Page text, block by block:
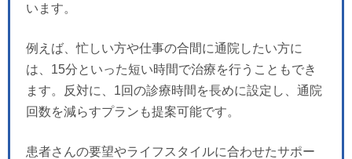
います。
例えば、忙しい方や仕事の合間に通院したい方に
は、15分といった短い時間で治療を行うこともでき
ます。反対に、1回の診療時間を長めに設定し、通院
回数を減らすプランも提案可能です。
患者さんの要望やライフスタイルに合わせたサポー